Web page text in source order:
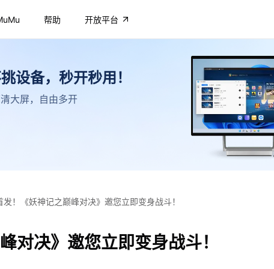
帮助 开放平台
设备，秒开秒用！
大屏，自由多开
发！《妖神记之巅峰对决》邀您立即变身战斗！
对决》邀您立即变身战斗！